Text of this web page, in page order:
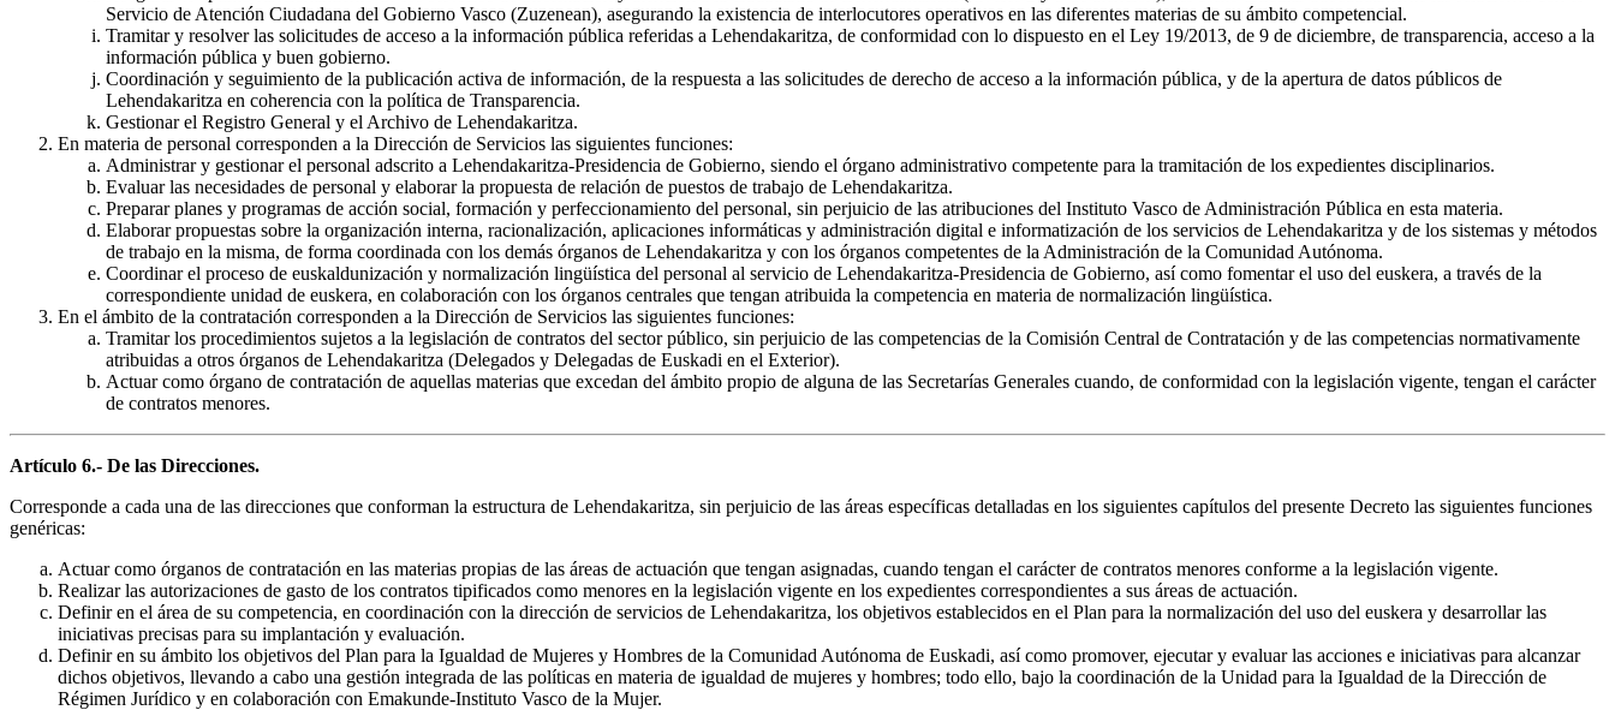
Servicio de Atención Ciudadana del Gobierno Vasco (Zuzenean), asegurando la existencia de interlocutores operativos en las diferentes materias de su ámbito competencial.
Tramitar y resolver las solicitudes de acceso a la información pública referidas a Lehendakaritza, de conformidad con lo dispuesto en el Ley 19/2013, de 9 de diciembre, de transparencia, acceso a la
información pública y buen gobierno.
Coordinación y seguimiento de la publicación activa de información, de la respuesta a las solicitudes de derecho de acceso a la información pública, y de la apertura de datos públicos de
Lehendakaritza en coherencia con la política de Transparencia.
Gestionar el Registro General y el Archivo de Lehendakaritza.
En materia de personal corresponden a la Dirección de Servicios las siguientes funciones:
Administrar y gestionar el personal adscrito a Lehendakaritza-Presidencia de Gobierno, siendo el órgano administrativo competente para la tramitación de los expedientes disciplinarios.
Evaluar las necesidades de personal y elaborar la propuesta de relación de puestos de trabajo de Lehendakaritza.
Preparar planes y programas de acción social, formación y perfeccionamiento del personal, sin perjuicio de las atribuciones del Instituto Vasco de Administración Pública en esta materia.
Elaborar propuestas sobre la organización interna, racionalización, aplicaciones informáticas y administración digital e informatización de los servicios de Lehendakaritza y de los sistemas y métodos
de trabajo en la misma, de forma coordinada con los demás órganos de Lehendakaritza y con los órganos competentes de la Administración de la Comunidad Autónoma.
Coordinar el proceso de euskaldunización y normalización lingüística del personal al servicio de Lehendakaritza-Presidencia de Gobierno, así como fomentar el uso del euskera, a través de la
correspondiente unidad de euskera, en colaboración con los órganos centrales que tengan atribuida la competencia en materia de normalización lingüística.
En el ámbito de la contratación corresponden a la Dirección de Servicios las siguientes funciones:
Tramitar los procedimientos sujetos a la legislación de contratos del sector público, sin perjuicio de las competencias de la Comisión Central de Contratación y de las competencias normativamente
atribuidas a otros órganos de Lehendakaritza (Delegados y Delegadas de Euskadi en el Exterior).
Actuar como órgano de contratación de aquellas materias que excedan del ámbito propio de alguna de las Secretarías Generales cuando, de conformidad con la legislación vigente, tengan el carácter
de contratos menores.
Artículo 6.- De las Direcciones.
Corresponde a cada una de las direcciones que conforman la estructura de Lehendakaritza, sin perjuicio de las áreas específicas detalladas en los siguientes capítulos del presente Decreto las siguientes funciones
genéricas:
Actuar como órganos de contratación en las materias propias de las áreas de actuación que tengan asignadas, cuando tengan el carácter de contratos menores conforme a la legislación vigente.
Realizar las autorizaciones de gasto de los contratos tipificados como menores en la legislación vigente en los expedientes correspondientes a sus áreas de actuación.
Definir en el área de su competencia, en coordinación con la dirección de servicios de Lehendakaritza, los objetivos establecidos en el Plan para la normalización del uso del euskera y desarrollar las
iniciativas precisas para su implantación y evaluación.
Definir en su ámbito los objetivos del Plan para la Igualdad de Mujeres y Hombres de la Comunidad Autónoma de Euskadi, así como promover, ejecutar y evaluar las acciones e iniciativas para alcanzar
dichos objetivos, llevando a cabo una gestión integrada de las políticas en materia de igualdad de mujeres y hombres; todo ello, bajo la coordinación de la Unidad para la Igualdad de la Dirección de
Régimen Jurídico y en colaboración con Emakunde-Instituto Vasco de la Mujer.